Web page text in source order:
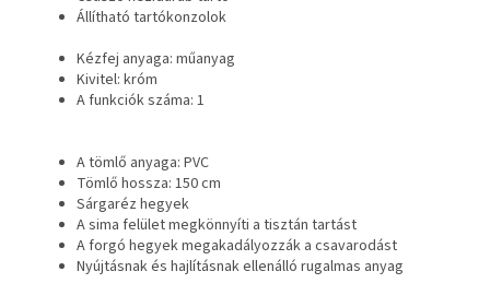
Állítható tartókonzolok
Kézfej anyaga: műanyag
Kivitel: króm
A funkciók száma: 1
A tömlő anyaga: PVC
Tömlő hossza: 150 cm
Sárgaréz hegyek
A sima felület megkönnyíti a tisztán tartást
A forgó hegyek megakadályozzák a csavarodást
Nyújtásnak és hajlításnak ellenálló rugalmas anyag